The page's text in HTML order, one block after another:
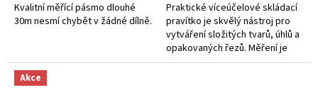
Kvalitní měřící pásmo dlouhé
30m nesmí chybět v žádné dílně.
Praktické víceúčelové skládací
pravítko je skvělý nástroj pro
vytváření složitých tvarů, úhlů a
opakovaných řezů. Měření je
možní v centimetrech i v palcích.
Akce